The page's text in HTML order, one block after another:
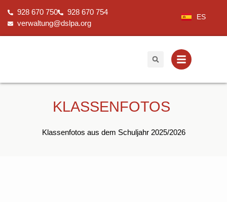
Inhalt
springen
928 670 750
928 670 754
verwaltung@dslpa.org
ES
KLASSENFOTOS
Klassenfotos aus dem Schuljahr 2025/2026